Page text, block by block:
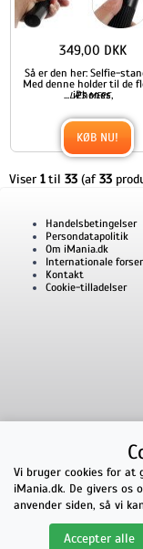
Så er den her: Selfie-
Med denne holder til de
iPhones,
...LÆS MERE
349,00 DKK
KØB NU!
Viser 1til 33 (af33
Handelsbetingelser
Persondatapolitik
Om iMania.dk
Internationale
Kontakt
Cookie-tilladelser
CVR
Vi bruger cookies for at
iMania.dk. De givers os
anvender siden, så vi
Accepter alle